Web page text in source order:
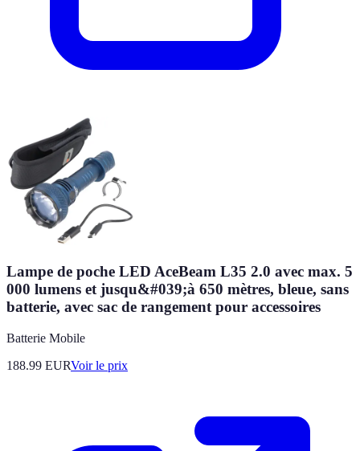
Lampe de poche LED AceBeam L35 2.0 avec max. 5
000 lumens et jusqu&#039;à 650 mètres, bleue, sans
batterie, avec sac de rangement pour accessoires
Batterie Mobile
188.99 EURVoir le prix